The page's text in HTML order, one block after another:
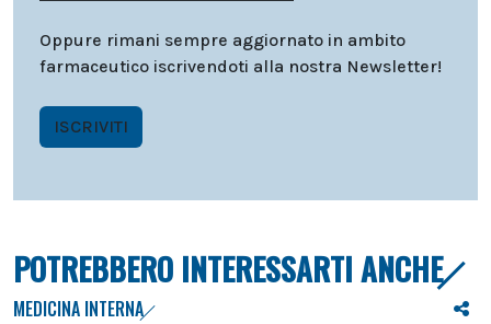
Oppure rimani sempre aggiornato in ambito
farmaceutico iscrivendoti alla nostra Newsletter!
ISCRIVITI
POTREBBERO INTERESSARTI ANCHE
MEDICINA INTERNA